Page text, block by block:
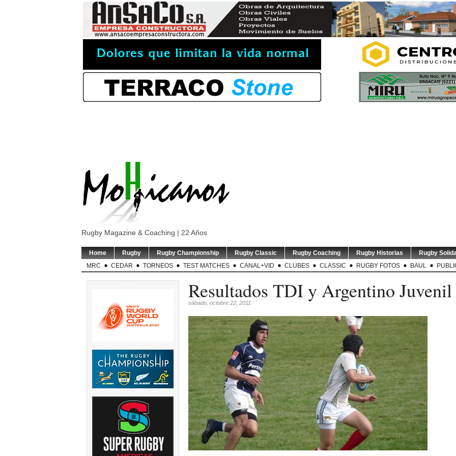
Rugby Magazine & Coaching | 22 Años
Home Rugby Rugby Championship Rugby Classic Rugby Coaching Rugby Historias Rugby
MRC
CEDAR TORNEOS TEST MATCHES CANAL+VID CLUBES CLASSIC RUGBY FOTOS BAUL
Resultados TDI y Argentino Juvenil
sábado, octubre 22, 2011
USA v ARGENTINA XV | El
...
TEST MATCH | El
entrenador de los
Springboks,
...
5 0
RUGBY DE OPINION | Se
modifica permanentemente
el...
SVNS 2026/27 | World
Rugby anunció fechas y
sedes...
5 0
LOS PUMAS | Los Pumas se
preparan para recibir a...
GREATEST RIVALRY | P1 |
Los entrenadores de...
4 0
LOS PUMAS | Tomás
Albornoz ha sido
RUGBY INT`L | Thomas
Ramos de 31 años será
jugador...
3 0
TEST MATCH | ARG v RSA |
El entrenador de ...